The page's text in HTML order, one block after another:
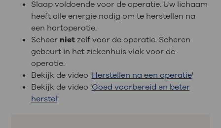
Slaap voldoende voor de operatie. Uw lichaam
heeft alle energie nodig om te herstellen na
een hartoperatie.
Scheer nietzelf voor de operatie. Scheren
gebeurt in het ziekenhuis vlak voor de
operatie.
Bekijk de video 'Herstellen na een operatie'
Bekijk de video 'Goed voorbereid en beter
herstel'